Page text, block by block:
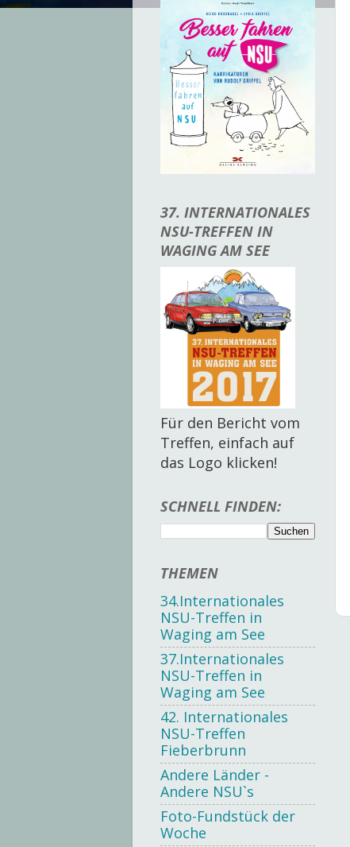
37. INTERNATIONALES
NSU-TREFFEN IN
WAGING AM SEE
Für den Bericht vom
Treffen, einfach auf
das Logo klicken!
SCHNELL FINDEN:
THEMEN
34.Internationales
NSU-Treffen in
Waging am See
37.Internationales
NSU-Treffen in
Waging am See
42. Internationales
NSU-Treffen
Fieberbrunn
Andere Länder -
Andere NSU`s
Foto-Fundstück der
Woche